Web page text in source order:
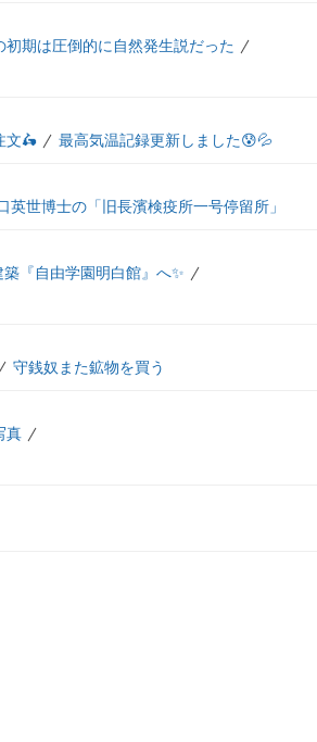
初期は圧倒的に自然発生説だった
文🛵 最高気温記録更新しました😰💦
英世博士の「旧長濱検疫所一号停留所」
『自由学園明白館』へ✨
守銭奴また鉱物を買う
真